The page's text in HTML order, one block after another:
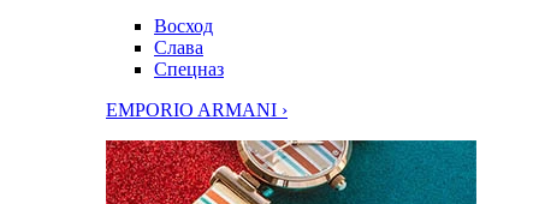
Восход
Слава
Спецназ
EMPORIO ARMANI ›